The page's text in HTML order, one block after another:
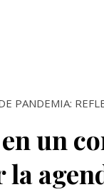
PANDEMIA:
un
la